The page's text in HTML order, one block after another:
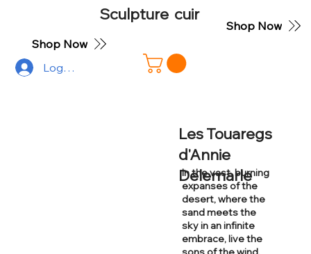
Shop Now
Sculpture cuir
Shop Now
Log In
Les Touaregs
d'Annie
Delemarle
In the vast, burning
expanses of the
desert, where the
sand meets the
sky in an infinite
embrace, live the